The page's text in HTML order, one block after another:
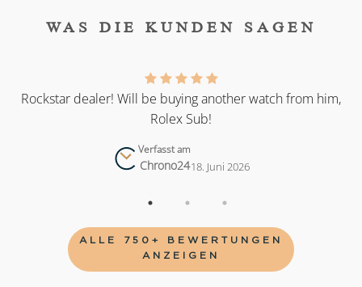
WAS DIE KUNDEN SAGEN
Rockstar dealer! Will be buying another watch from him,
Rolex Sub!
Verfasst am
Chrono2418. Juni 2026
ALLE 750+ BEWERTUNGEN
ANZEIGEN